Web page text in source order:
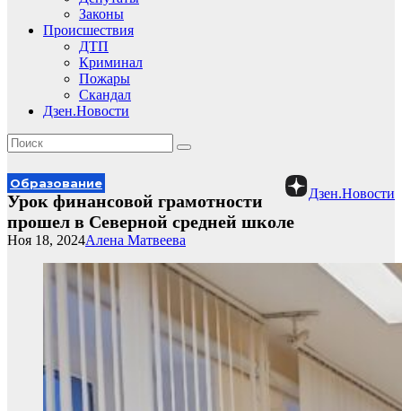
Законы
Происшествия
ДТП
Криминал
Пожары
Скандал
Дзен.Новости
Дзен.Новости
Образование
Урок финансовой грамотности
прошел в Северной средней школе
Алена Матвеева
Ноя 18, 2024